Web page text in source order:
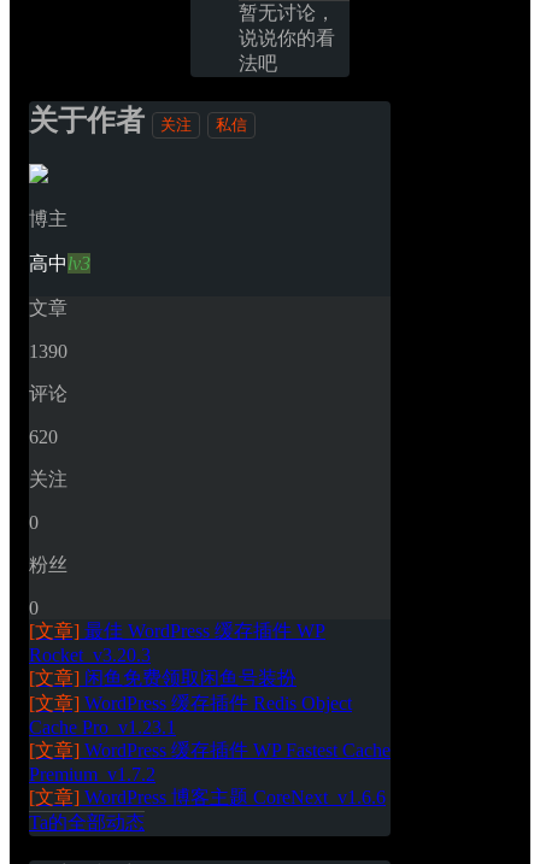
暂无讨论，
说说你的看
法吧
关于作者 关注 私信
博主
高中lv3
文章
1390
评论
620
关注
0
粉丝
0
[文章] 最佳 WordPress 缓存插件 WP
Rocket_v3.20.3
[文章] 闲鱼免费领取闲鱼号装扮
[文章] WordPress 缓存插件 Redis Object
Cache Pro_v1.23.1
[文章] WordPress 缓存插件 WP Fastest Cache
Premium_v1.7.2
[文章] WordPress 博客主题 CoreNext_v1.6.6
Ta的全部动态